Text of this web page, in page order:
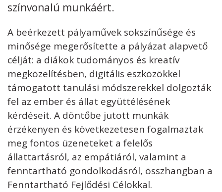
színvonalú munkáért.
A beérkezett pályaművek sokszínűsége és
minősége megerősítette a pályázat alapvető
célját: a diákok tudományos és kreatív
megközelítésben, digitális eszközökkel
támogatott tanulási módszerekkel dolgozták
fel az ember és állat együttélésének
kérdéseit. A döntőbe jutott munkák
érzékenyen és következetesen fogalmaztak
meg fontos üzeneteket a felelős
állattartásról, az empátiáról, valamint a
fenntartható gondolkodásról, összhangban a
Fenntartható Fejlődési Célokkal.